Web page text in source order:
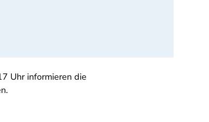
Uhr informieren die